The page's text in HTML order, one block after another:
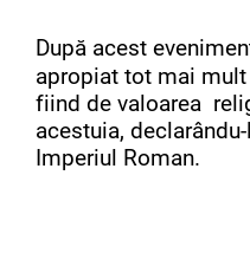
După acest
apropiat tot mai
fiind de valoarea
acestuia, declarându-l
Imperiul Roman.